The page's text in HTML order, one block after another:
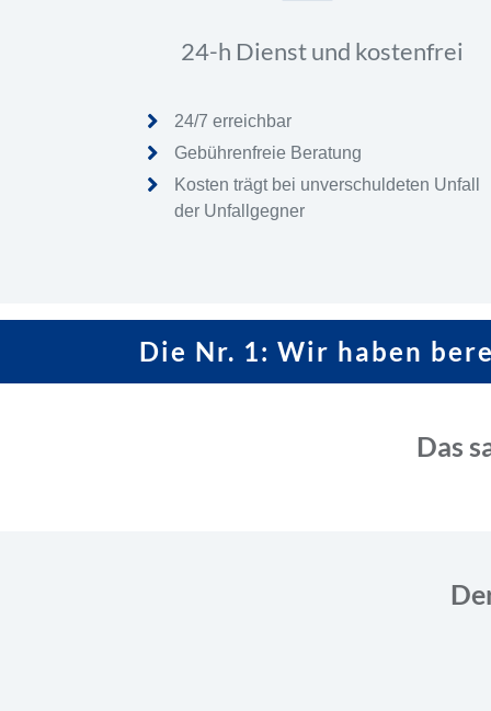
24-h Dienst und kostenfrei
24/7 erreichbar
Gebührenfreie Beratung
Kosten trägt bei unverschuldeten Unfall
der Unfallgegner
Die Nr. 1: Wir haben
Das